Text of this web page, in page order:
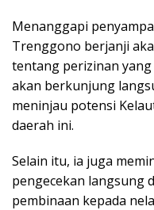
Menanggapi
Trenggono berjanji
tentang perizinan
akan berkunjung
meninjau potensi
daerah ini.
Selain itu, ia juga
pengecekan langsung
pembinaan kepada